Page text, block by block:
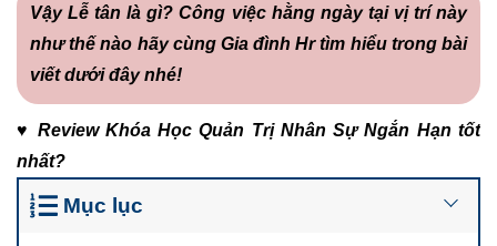
Vậy Lễ tân là gì? Công việc hằng ngày tại vị trí này
như thế nào hãy cùng Gia đình Hrtìm hiểu trong bài
viết dưới đây nhé!
♥ Review Khóa Học Quản Trị Nhân Sự Ngắn Hạn tốt
nhất?
Mục lục